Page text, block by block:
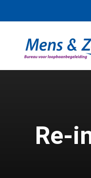
Re-